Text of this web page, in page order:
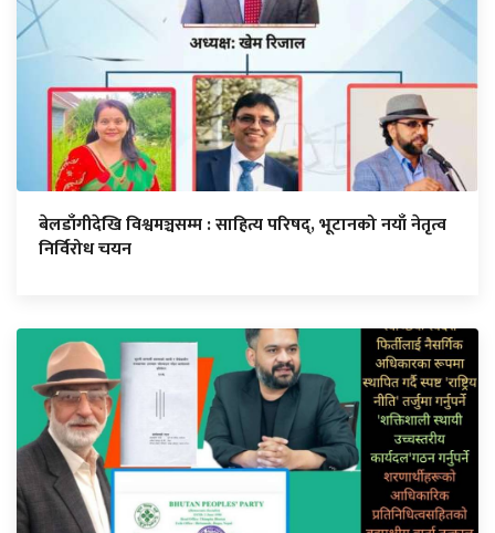
बेलडाँगीदेखि विश्वमञ्चसम्म : साहित्य परिषद्, भूटानको नयाँ नेतृत्व
निर्विरोध चयन